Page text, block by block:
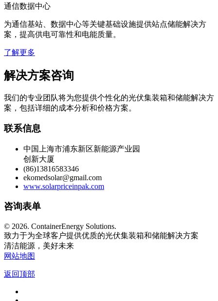
通信数据中心
为通信基站、数据中心等关键基础设施提供站点储能解决方
案，提高供电可靠性和电能质量。
了解更多
解决方案咨询
我们的专业团队将为您提供个性化的光伏集装箱和储能解决方
案，包括详细的成本分析和价格方案。
联系信息
中国上海市浦东新区新能源产业园
创新大厦
(86)13816583346
ekomedsolar@gmail.com
www.solarpriceinpak.com
咨询表单
© 2026. ContainerEnergy Solutions.
致力于为全球客户提供优质的光伏集装箱和储能解决方案
清洁能源，美好未来
网站地图
返回顶部